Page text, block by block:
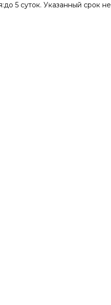
5 суток. Указанный срок